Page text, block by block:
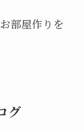
部屋作りを
グ